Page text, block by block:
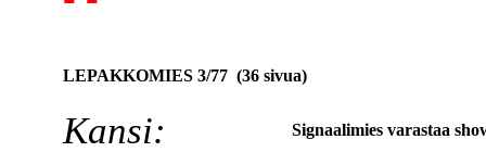
LEPAKKOMIES 3/77 (36 sivua)
Kansi: Signaalimies varastaa